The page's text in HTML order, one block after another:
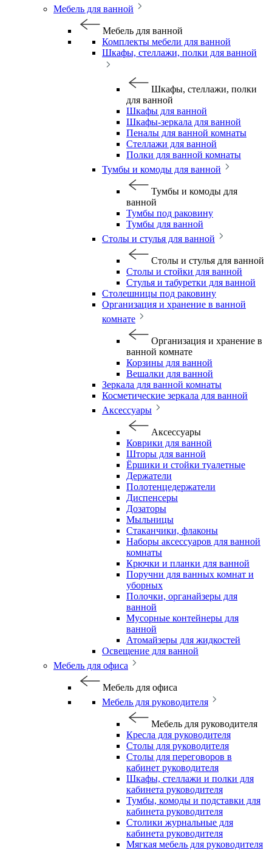
Мебель для ванной
Мебель для ванной
Комплекты мебели для ванной
Шкафы, стеллажи, полки для ванной
Шкафы, стеллажи, полки
для ванной
Шкафы для ванной
Шкафы-зеркала для ванной
Пеналы для ванной комнаты
Стеллажи для ванной
Полки для ванной комнаты
Тумбы и комоды для ванной
Тумбы и комоды для
ванной
Тумбы под раковину
Тумбы для ванной
Столы и стулья для ванной
Столы и стулья для ванной
Столы и стойки для ванной
Стулья и табуретки для ванной
Столешницы под раковину
Организация и хранение в ванной
комнате
Организация и хранение в
ванной комнате
Корзины для ванной
Вешалки для ванной
Зеркала для ванной комнаты
Косметические зеркала для ванной
Аксессуары
Аксессуары
Коврики для ванной
Шторы для ванной
Ёршики и стойки туалетные
Держатели
Полотенцедержатели
Диспенсеры
Дозаторы
Мыльницы
Стаканчики, флаконы
Наборы аксессуаров для ванной
комнаты
Крючки и планки для ванной
Поручни для ванных комнат и
уборных
Полочки, органайзеры для
ванной
Мусорные контейнеры для
ванной
Атомайзеры для жидкостей
Освещение для ванной
Мебель для офиса
Мебель для офиса
Мебель для руководителя
Мебель для руководителя
Кресла для руководителя
Столы для руководителя
Столы для переговоров в
кабинет руководителя
Шкафы, стеллажи и полки для
кабинета руководителя
Тумбы, комоды и подставки для
кабинета руководителя
Столики журнальные для
кабинета руководителя
Мягкая мебель для руководителя